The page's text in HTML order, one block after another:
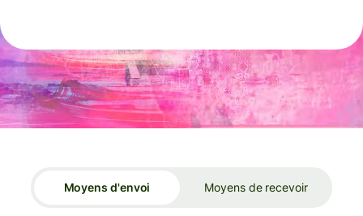
Moyens d'envoi Moyens de recevoir